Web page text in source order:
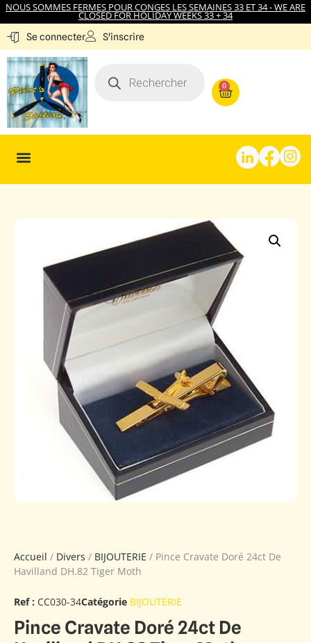
NOUS SOMMES FERMES POUR CONGES LES SEMAINES 33 ET 34 - WE ARE
CLOSED FOR HOLIDAY WEEKS 33 + 34
Se connecter S'inscrire
0
Accueil / Divers / BIJOUTERIE / Pince Cravate Doré 24ct De
Havilland DH.82 Tiger Moth
Ref : CC030-34Catégorie BIJOUTERIE
Pince Cravate Doré 24ct De